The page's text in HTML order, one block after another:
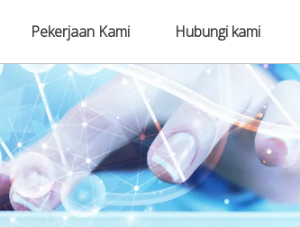
Pekerjaan Kami Hubungi kami